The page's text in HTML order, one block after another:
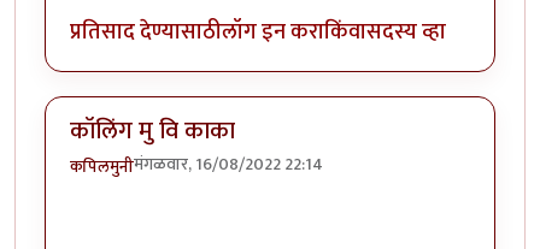
प्रतिसाद देण्यासाठीलॉग इन कराकिंवासदस्य व्हा
कॉलिंग मु वि काका
कपिलमुनीमंगळवार, 16/08/2022 22:14